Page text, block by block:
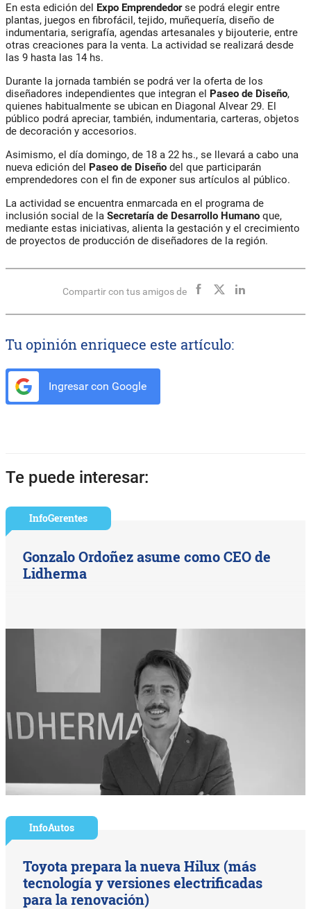
En esta edición del Expo Emprendedorse podrá elegir entre
plantas, juegos en fibrofácil, tejido, muñequería, diseño de
indumentaria, serigrafía, agendas artesanales y bijouterie, entre
otras creaciones para la venta. La actividad se realizará desde
las 9 hasta las 14 hs.
Durante la jornada también se podrá ver la oferta de los
diseñadores independientes que integran el Paseo de Diseño,
quienes habitualmente se ubican en Diagonal Alvear 29. El
público podrá apreciar, también, indumentaria, carteras, objetos
de decoración y accesorios.
Asimismo, el día domingo, de 18 a 22 hs., se llevará a cabo una
nueva edición del Paseo de Diseño del que participarán
emprendedores con el fin de exponer sus artículos al público.
La actividad se encuentra enmarcada en el programa de
inclusión social de la Secretaría de Desarrollo Humano que,
mediante estas iniciativas, alienta la gestación y el crecimiento
de proyectos de producción de diseñadores de la región.
Compartir con tus amigos de
Tu opinión enriquece este artículo:
Ingresar con Google
Te puede interesar:
InfoGerentes
Gonzalo Ordoñez asume como CEO de
Lidherma
InfoAutos
Toyota prepara la nueva Hilux (más
tecnología y versiones electrificadas
para la renovación)